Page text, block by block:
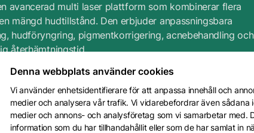
Presentkort
Avbokning
hudterapeuter
Din karriär
samt chatta med
din personliga
hudterapeut
Denna webbplats använder cookies
Vi använder enhetsidentifierare för att anpassa innehåll och
medier och analysera vår trafik. Vi vidarebefordrar även
medier och annons- och analysföretag som vi samarbetar med.
information som du har tillhandahållit eller som de har samlat in
avancerad multi laser plattform som kombinerar flera
mängd hudtillstånd. Den erbjuder anpassningsbara
hudföryngring, pigmentkorrigering, acnebehandling och
återhämtningstid.
Boka behandling